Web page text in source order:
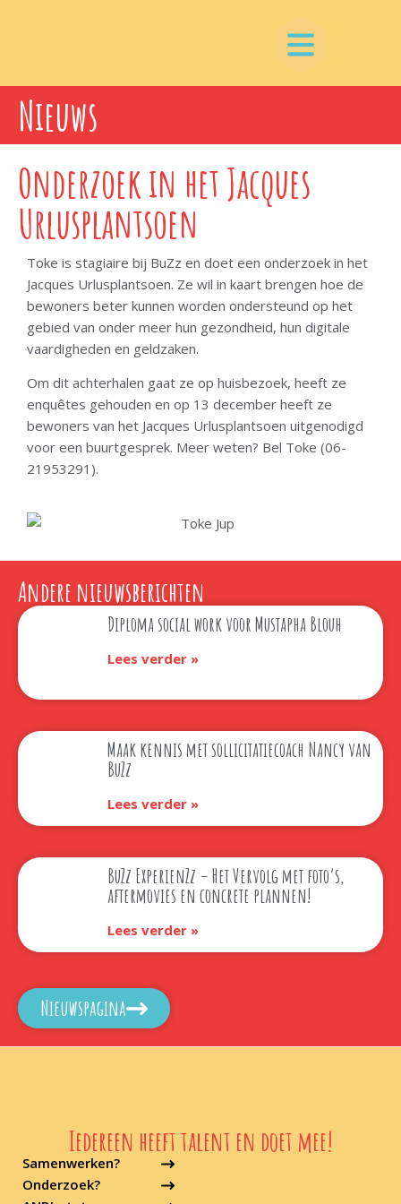
Nieuws
Onderzoek in het Jacques
Urlusplantsoen
Toke is stagiaire bij BuZz en doet een onderzoek in het
Jacques Urlusplantsoen. Ze wil in kaart brengen hoe de
bewoners beter kunnen worden ondersteund op het
gebied van onder meer hun gezondheid, hun digitale
vaardigheden en geldzaken.
Om dit achterhalen gaat ze op huisbezoek, heeft ze
enquêtes gehouden en op 13 december heeft ze
bewoners van het Jacques Urlusplantsoen uitgenodigd
voor een buurtgesprek. Meer weten? Bel Toke (06-
21953291).
Andere nieuwsberichten
Diploma social work voor Mustapha Blouh
Lees verder »
Maak kennis met sollicitatiecoach Nancy van
BuZz
Lees verder »
BuZz ExperienZz – Het Vervolg met foto’s,
aftermovies en concrete plannen!
Lees verder »
Nieuwspagina
Samenwerken?
Onderzoek?
Iedereen heeft talent en doet mee!